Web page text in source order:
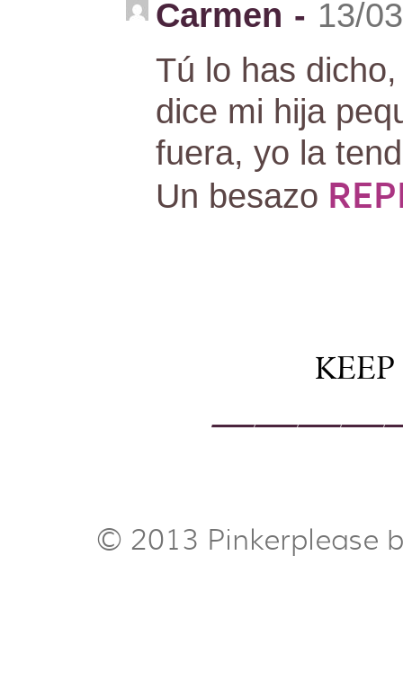
Carmen - 13/
Tú lo has
dice mi hija
fuera, yo la
Un besazo
© 2013 Pinkerplease